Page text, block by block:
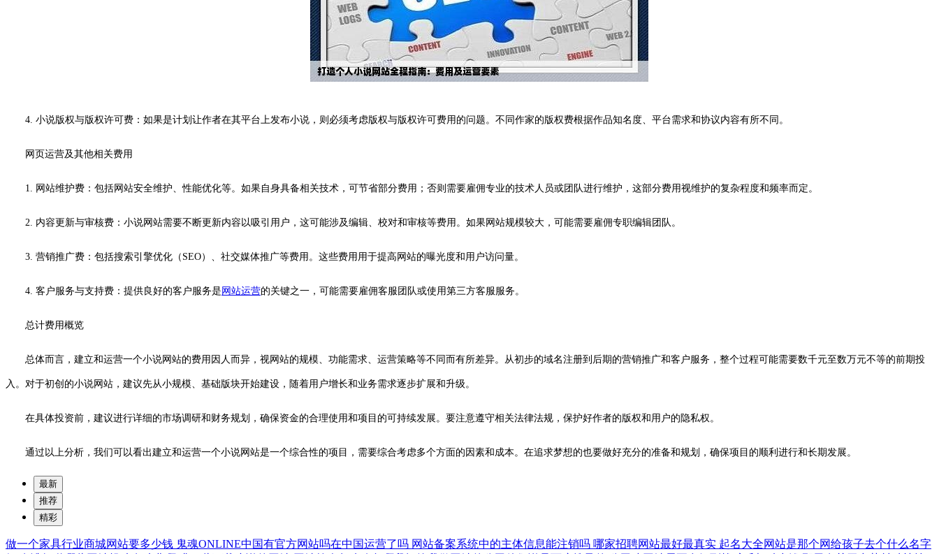
4. 小说版权与版权许可费：如果是计划让作者在其平台上发布小说，则必须考虑版权与版权许可费用的问题。不同作家的版权费根据作品知名度、平台需求和协议内容有所不同。
网页运营及其他相关费用
1. 网站维护费：包括网站安全维护、性能优化等。如果自身具备相关技术，可节省部分费用；否则需要雇佣专业的技术人员或团队进行维护，这部分费用视维护的复杂程度和频率而定。
2. 内容更新与审核费：小说网站需要不断更新内容以吸引用户，这可能涉及编辑、校对和审核等费用。如果网站规模较大，可能需要雇佣专职编辑团队。
3. 营销推广费：包括搜索引擎优化（SEO）、社交媒体推广等费用。这些费用用于提高网站的曝光度和用户访问量。
4. 客户服务与支持费：提供良好的客户服务是 网站运营的关键之一，可能需要雇佣客服团队或使用第三方客服服务。
总计费用概览
总体而言，建立和运营一个小说网站的费用因人而异，视网站的规模、功能需求、运营策略等不同而有所差异。从初步的域名注册到后期的营销推广和客户服务，整个过程可能需要数千元至数万元不等的前期投
入。对于初创的小说网站，建议先从小规模、基础版块开始建设，随着用户增长和业务需求逐步扩展和升级。
在具体投资前，建议进行详细的市场调研和财务规划，确保资金的合理使用和项目的可持续发展。要注意遵守相关法律法规，保护好作者的版权和用户的隐私权。
通过以上分析，我们可以看出建立和运营一个小说网站是一个综合性的项目，需要综合考虑多个方面的因素和成本。在追求梦想的也要做好充分的准备和规划，确保项目的顺利进行和长期发展。
最新
推荐
精彩
做一个家具行业商城网站要多少钱 鬼魂ONLINE中国有官方网站吗在中国运营了吗 网站备案系统中的主体信息能注销吗 哪家招聘网站最好最真实 起名大全网站是那个网给孩子去个什么名字